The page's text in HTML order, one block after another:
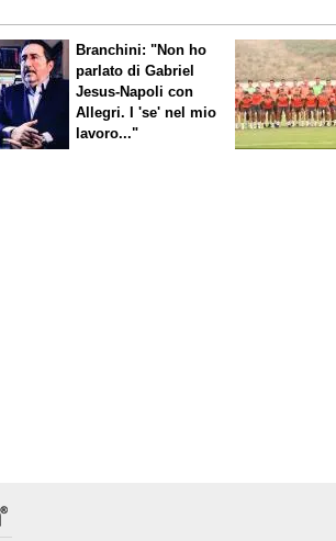
Branchini: "Non ho
parlato di Gabriel
Jesus-Napoli con
Allegri. I 'se' nel mio
lavoro..."